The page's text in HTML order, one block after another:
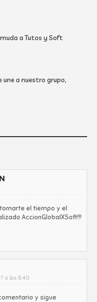
a Tutos y Soft
une a nuestro grupo,
el tiempo y el
AccionGlobalXSoft!!!
a las 8:40
y sigue